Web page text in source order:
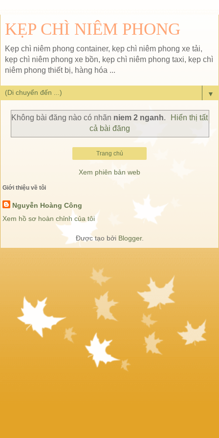
KẸP CHÌ NIÊM PHONG
Kẹp chì niêm phong container, kẹp chì niêm phong xe tải,
kẹp chì niêm phong xe bồn, kẹp chì niêm phong taxi, kẹp chì
niêm phong thiết bị, hàng hóa ...
▼
Không bài đăng nào có nhãn niem 2 nganh.
Hiển thị tất
cả bài đăng
Trang chủ
Xem phiên bản web
Giới thiệu về tôi
Nguyễn Hoàng Công
Xem hồ sơ hoàn chỉnh của tôi
Được tạo bởi Blogger.